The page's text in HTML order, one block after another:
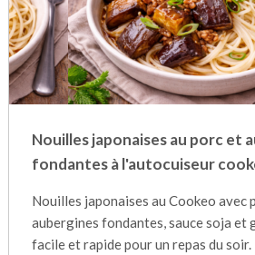
Nouilles japonaises au porc et
fondantes à l'autocuiseur
Nouilles japonaises au Cookeo avec
aubergines fondantes, sauce soja et
facile et rapide pour un repas du soir.